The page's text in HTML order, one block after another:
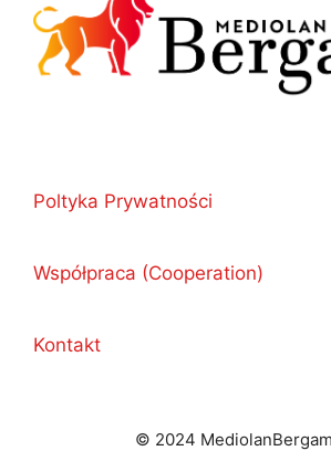
Poltyka Prywatności
Współpraca (Cooperation)
Kontakt
© 2024